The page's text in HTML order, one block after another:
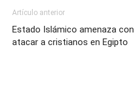
Artículo anterior
Estado Islámico amenaza con
atacar a cristianos en Egipto